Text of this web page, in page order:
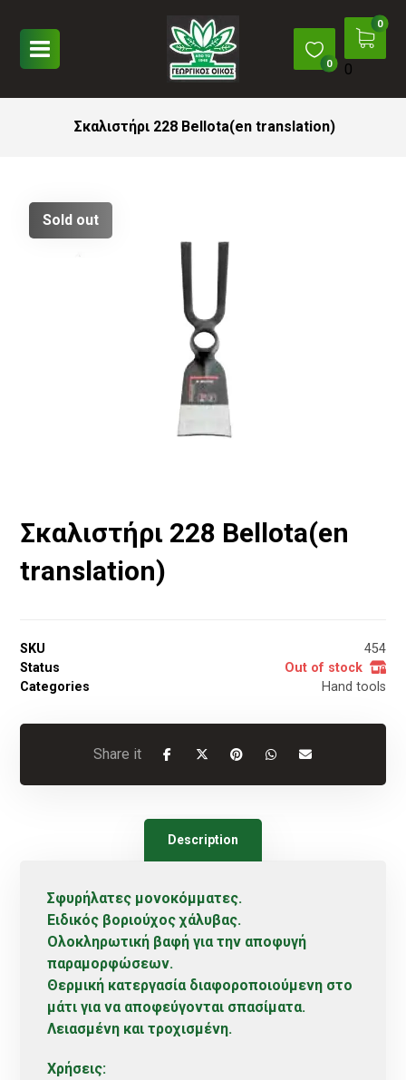
0
Σκαλιστήρι 228 Bellota(en translation)
Sold out
Σκαλιστήρι 228 Bellota(en
translation)
SKU
454
Status
Out of stock
Categories
Hand tools
Description
Σφυρήλατες μονοκόμματες.
Ειδικός βοριούχος χάλυβας.
Ολοκληρωτική βαφή για την αποφυγή
παραμορφώσεων.
Θερμική κατεργασία διαφοροποιούμενη στο
μάτι για να αποφεύγονται σπασίματα.
Λειασμένη και τροχισμένη.
Χρήσεις: